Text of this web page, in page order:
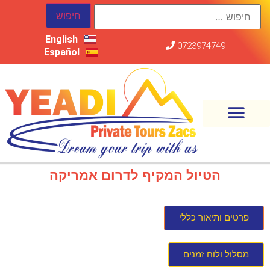
0723974749
English
Español
הטיול המקיף לדרום אמריקה
פרטים ותיאור כללי
מסלול ולוח זמנים